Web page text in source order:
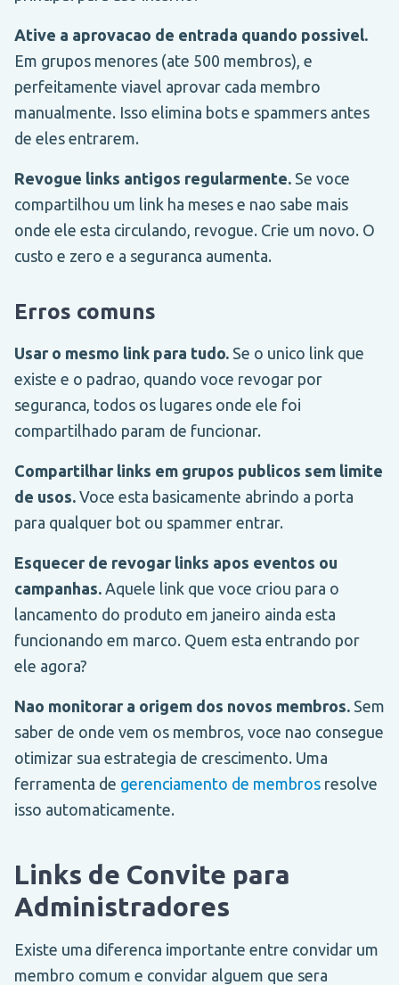
Ative a aprovacao de entrada quando possivel.
Em grupos menores (ate 500 membros), e
perfeitamente viavel aprovar cada membro
manualmente. Isso elimina bots e spammers antes
de eles entrarem.
Revogue links antigos regularmente. Se voce
compartilhou um link ha meses e nao sabe mais
onde ele esta circulando, revogue. Crie um novo. O
custo e zero e a seguranca aumenta.
Erros comuns
Usar o mesmo link para tudo. Se o unico link que
existe e o padrao, quando voce revogar por
seguranca, todos os lugares onde ele foi
compartilhado param de funcionar.
Compartilhar links em grupos publicos sem limite
de usos. Voce esta basicamente abrindo a porta
para qualquer bot ou spammer entrar.
Esquecer de revogar links apos eventos ou
campanhas. Aquele link que voce criou para o
lancamento do produto em janeiro ainda esta
funcionando em marco. Quem esta entrando por
ele agora?
Nao monitorar a origem dos novos membros. Sem
saber de onde vem os membros, voce nao consegue
otimizar sua estrategia de crescimento. Uma
ferramenta de gerenciamento de membros resolve
isso automaticamente.
Links de Convite para
Administradores
Existe uma diferenca importante entre convidar um
membro comum e convidar alguem que sera